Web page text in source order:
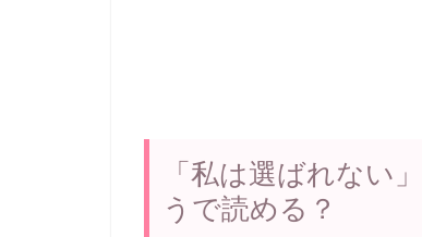
「私は選ばれない
うで読める？